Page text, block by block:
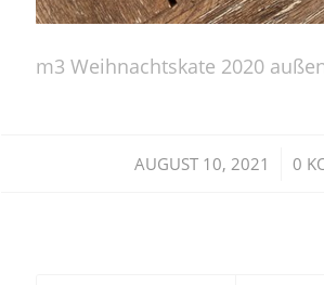
m3 Weihnachtskate 2020
AUGUST 10, 2021
/ 0